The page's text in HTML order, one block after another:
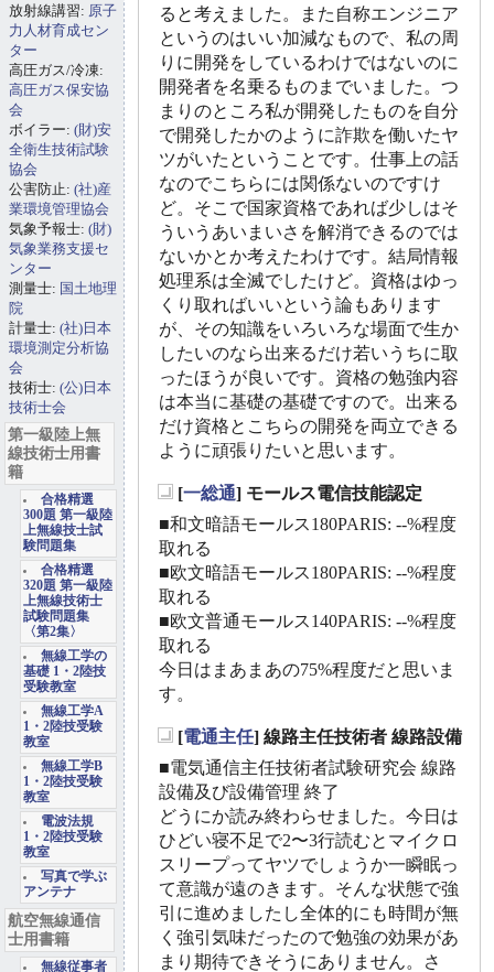
ると考えました。また自称エンジニア
というのはいい加減なもので、私の周
りに開発をしているわけではないのに
開発者を名乗るものまでいました。つ
まりのところ私が開発したものを自分
で開発したかのように詐欺を働いたヤ
ツがいたということです。仕事上の話
なのでこちらには関係ないのですけ
ど。そこで国家資格であれば少しはそ
ういうあいまいさを解消できるのでは
ないかとか考えたわけです。結局情報
処理系は全滅でしたけど。資格はゆっ
くり取ればいいという論もあります
が、その知識をいろいろな場面で生か
したいのなら出来るだけ若いうちに取
ったほうが良いです。資格の勉強内容
は本当に基礎の基礎ですので。出来る
だけ資格とこちらの開発を両立できる
ように頑張りたいと思います。
[一総通] モールス電信技能認定
■和文暗語モールス180PARIS: --%程度
取れる
■欧文暗語モールス180PARIS: --%程度
取れる
■欧文普通モールス140PARIS: --%程度
取れる
今日はまあまあの75%程度だと思いま
す。
[電通主任] 線路主任技術者 線路設備
■電気通信主任技術者試験研究会 線路
設備及び設備管理 終了
どうにか読み終わらせました。今日は
ひどい寝不足で2〜3行読むとマイクロ
スリープってヤツでしょうか一瞬眠っ
て意識が遠のきます。そんな状態で強
引に進めましたし全体的にも時間が無
く強引気味だったので勉強の効果があ
まり期待できそうにありません。さ
放射線講習: 原子
力人材育成セン
ター
高圧ガス/冷凍:
高圧ガス保安協
会
ボイラー: (財)安
全衛生技術試験
協会
公害防止: (社)産
業環境管理協会
気象予報士: (財)
気象業務支援セ
ンター
測量士: 国土地理
院
計量士: (社)日本
環境測定分析協
会
技術士: (公)日本
技術士会
第一級陸上無
線技術士用書
籍
合格精選
300題 第一級陸
上無線技士試
験問題集
合格精選
320題 第一級陸
上無線技術士
試験問題集
〈第2集〉
無線工学の
基礎 1・2陸技
受験教室
無線工学A
1・2陸技受験
教室
無線工学B
1・2陸技受験
教室
電波法規
1・2陸技受験
教室
写真で学ぶ
アンテナ
航空無線通信
士用書籍
無線従事者